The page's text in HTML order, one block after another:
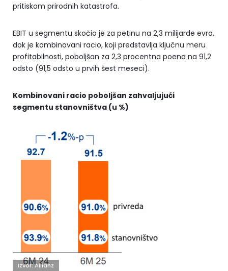
pritiskom prirodnih katastrofa.
EBIT u segmentu skočio je za petinu na 2,3 milijarde evra,
dok je kombinovani racio, koji predstavlja ključnu meru
profitabilnosti, poboljšan za 2,3 procentna poena na 91,2
odsto (91,5 odsto u prvih šest meseci).
Kombinovani racio poboljšan zahvaljujući
segmentu stanovništva (u %)
Izvor: Allianz